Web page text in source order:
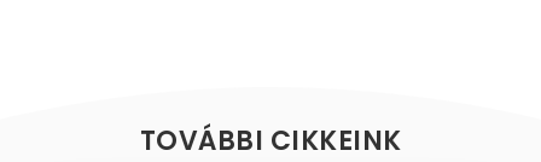
TOVÁBBI CIKKEINK